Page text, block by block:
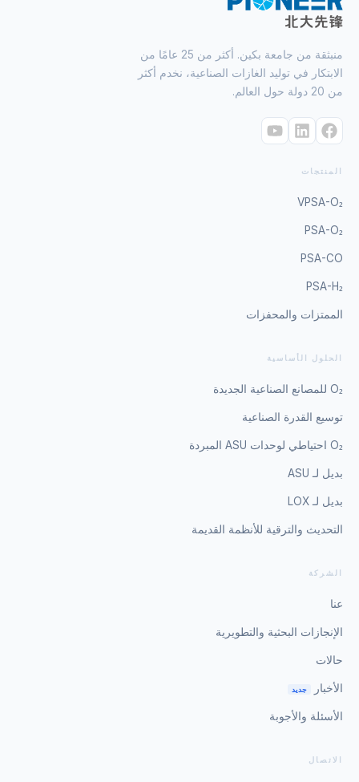
منبثقة من جامعة بكين. أكثر من 25 عامًا من
الابتكار في توليد الغازات الصناعية، نخدم أكثر
من 20 دولة حول العالم.
المنتجات
VPSA-O₂
PSA-O₂
PSA-CO
PSA-H₂
الممتزات والمحفزات
الحلول الأساسية
O₂ للمصانع الصناعية الجديدة
توسيع القدرة الصناعية
O₂ احتياطي لوحدات ASU المبردة
بديل لـ ASU
بديل لـ LOX
التحديث والترقية للأنظمة القديمة
الشركة
عنا
الإنجازات البحثية والتطويرية
حالات
الأخبار جديد
الأسئلة والأجوبة
الاتصال